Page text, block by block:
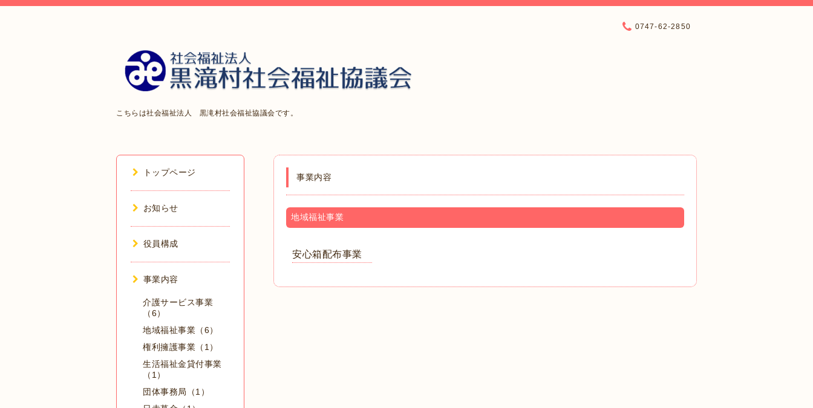
こちらは社会福祉法人 黒滝村社会福祉協議会です。
0747-62-2850
事業内容
地域福祉事業
安心箱配布事業
トップページ
お知らせ
役員構成
事業内容
介護サービス事業
（6）
地域福祉事業（6）
権利擁護事業（1）
生活福祉金貸付事業
（1）
団体事務局（1）